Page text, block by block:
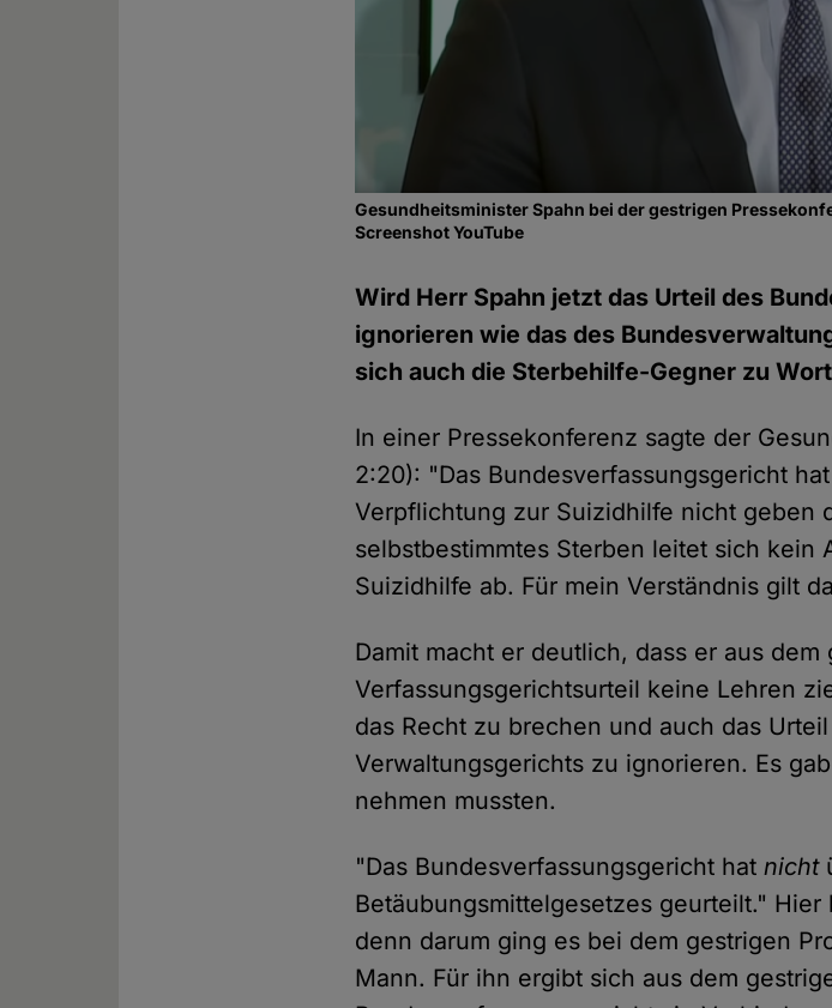
Gesundheitsminister Spahn bei der gestrigen
Screenshot YouTube
Wird Herr Spahn jetzt das Urteil des
ignorieren wie das des
sich auch die Sterbehilfe-Gegner zu
In einer Pressekonferenz sagte der
2:20): "Das Bundesverfassungsgericht
Verpflichtung zur Suizidhilfe nicht geben
selbstbestimmtes Sterben leitet sich kein
Suizidhilfe ab. Für mein Verständnis gilt
Damit macht er deutlich, dass er aus
Verfassungsgerichtsurteil keine Lehren
das Recht zu brechen und auch das
Verwaltungsgerichts zu ignorieren. Es
nehmen mussten.
"Das Bundesverfassungsgericht hatnicht
Betäubungsmittelgesetzes geurteilt."
denn darum ging es bei dem gestrigen
Mann. Für ihn ergibt sich aus dem